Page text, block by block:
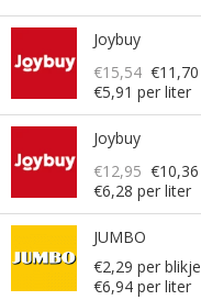
Joybuy
€15,54 €11,70
€5,91 per liter
Joybuy
€12,95 €10,36
€6,28 per liter
JUMBO
€2,29 per blikje
€6,94 per liter